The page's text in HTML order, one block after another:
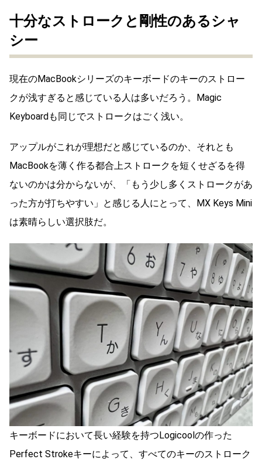
十分なストロークと剛性のあるシャ
シー
現在のMacBookシリーズのキーボードのキーのストロー
クが浅すぎると感じている人は多いだろう。Magic
Keyboardも同じでストロークはごく浅い。
アップルがこれが理想だと感じているのか、それとも
MacBookを薄く作る都合上ストロークを短くせざるを得
ないのかは分からないが、「もう少し多くストロークがあ
った方が打ちやすい」と感じる人にとって、MX Keys Mini
は素晴らしい選択肢だ。
キーボードにおいて長い経験を持つLogicoolの作った
Perfect Strokeキーによって、すべてのキーのストローク